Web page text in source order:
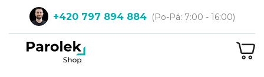
obsah
+420 797 894 884